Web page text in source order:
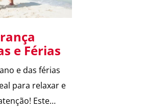
e Férias
e das férias
para relaxar e
Este